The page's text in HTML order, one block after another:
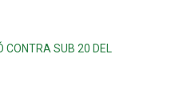
CONTRA SUB 20 DEL